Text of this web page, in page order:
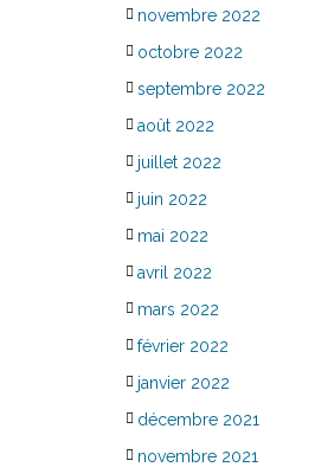
novembre 2022
octobre 2022
septembre 2022
août 2022
juillet 2022
juin 2022
mai 2022
avril 2022
mars 2022
février 2022
janvier 2022
décembre 2021
novembre 2021